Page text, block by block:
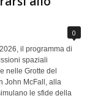
0
il programma di
spaziali
nelle Grotte del
John McFall, alla
le sfide della